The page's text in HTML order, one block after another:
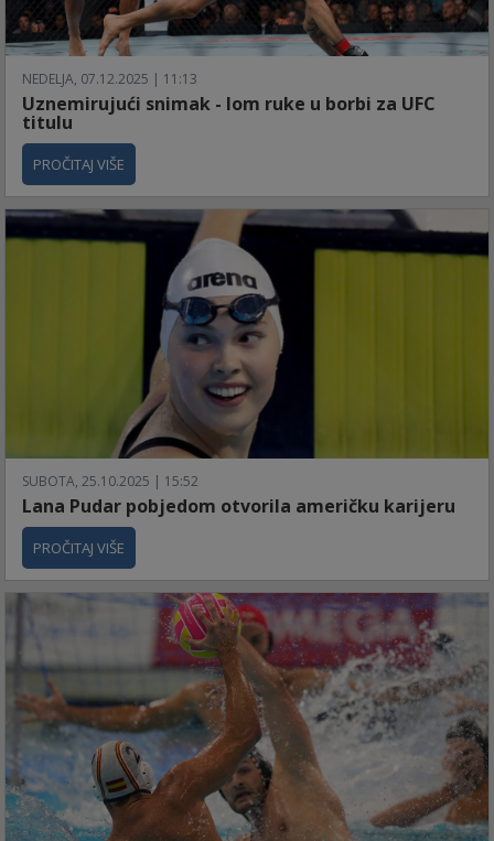
NEDELJA, 07.12.2025 | 11:13
Uznemirujući snimak - lom ruke u borbi za UFC
titulu
PROČITAJ VIŠE
SUBOTA, 25.10.2025 | 15:52
Lana Pudar pobjedom otvorila američku karijeru
PROČITAJ VIŠE